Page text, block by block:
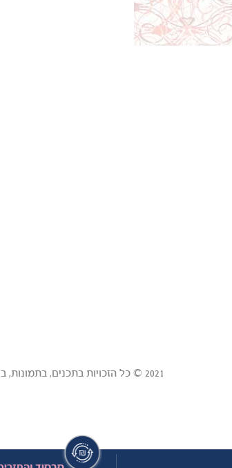
2021 © כל הזכויות בתכנים, בתמונות, בסרטונים ו/או בעיצובים באתר זה הן של טבורית - המאגר המרכזי לדם טבורי בע"מ ("טבורית") ו/או של צדדים שלישיים שנתנו לטבורית רישיון לכל אלה